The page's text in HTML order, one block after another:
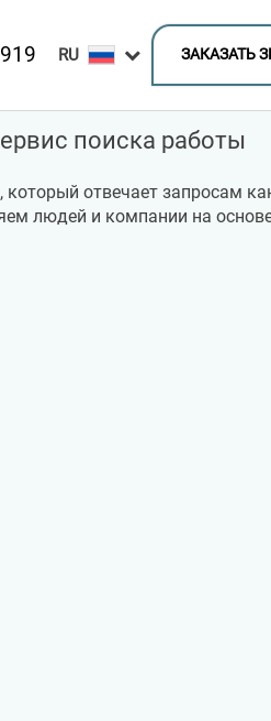
ЗАКАЗАТЬ
поиска работы
отвечает запросам
людей и компании на